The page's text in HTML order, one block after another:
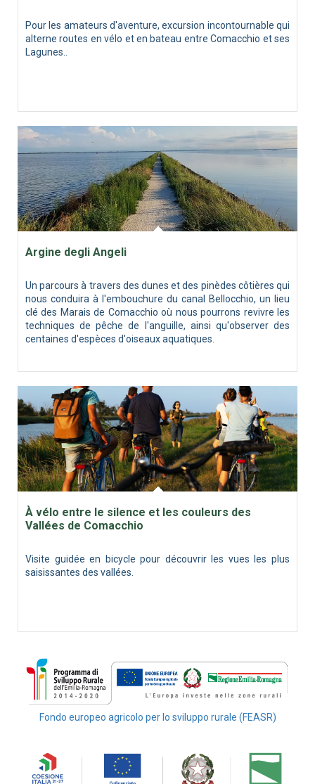
Pour les amateurs d'aventure, excursion incontournable qui
alterne routes en vélo et en bateau entre Comacchio et ses
Lagunes..
Argine degli Angeli
Un parcours à travers des dunes et des pinèdes côtières qui
nous conduira à l'embouchure du canal Bellocchio, un lieu
clé des Marais de Comacchio où nous pourrons revivre les
techniques de pêche de l'anguille, ainsi qu'observer des
centaines d'espèces d'oiseaux aquatiques.
À vélo entre le silence et les couleurs des
Vallées de Comacchio
Visite guidée en bicycle pour découvrir les vues les plus
saisissantes des vallées.
Fondo europeo agricolo per lo sviluppo rurale (FEASR)